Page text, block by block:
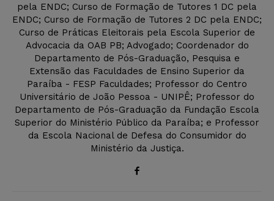
pela ENDC; Curso de Formação de Tutores 1 DC pela
ENDC; Curso de Formação de Tutores 2 DC pela ENDC;
Curso de Práticas Eleitorais pela Escola Superior de
Advocacia da OAB PB; Advogado; Coordenador do
Departamento de Pós-Graduação, Pesquisa e
Extensão das Faculdades de Ensino Superior da
Paraíba - FESP Faculdades; Professor do Centro
Universitário de João Pessoa - UNIPÊ; Professor do
Departamento de Pós-Graduação da Fundação Escola
Superior do Ministério Público da Paraíba; e Professor
da Escola Nacional de Defesa do Consumidor do
Ministério da Justiça.